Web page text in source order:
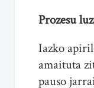
Prozesu
Iazko
amaituta
pauso